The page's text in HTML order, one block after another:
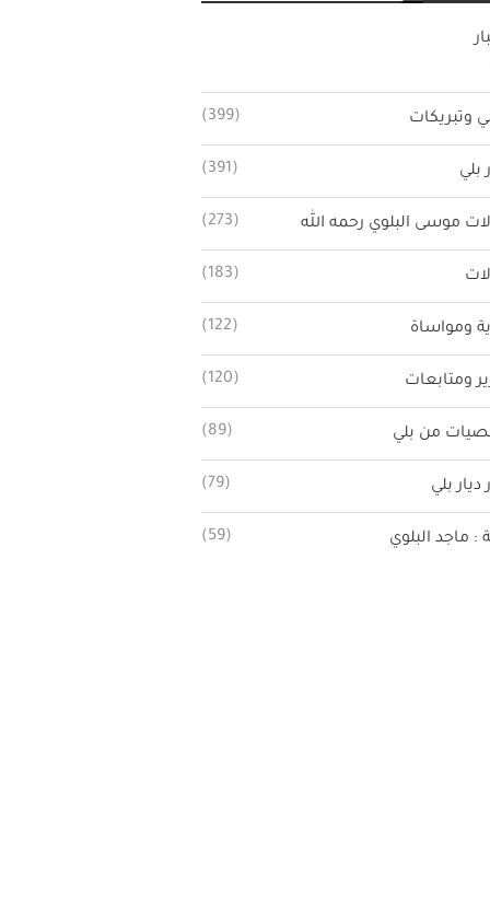
وتبريكات (399)
بلي (391)
موسى البلوي رحمه الله (273)
(183)
ومواساة (122)
ومتابعات (120)
من بلي (89)
ديار بلي (79)
: ماجد البلوي (59)